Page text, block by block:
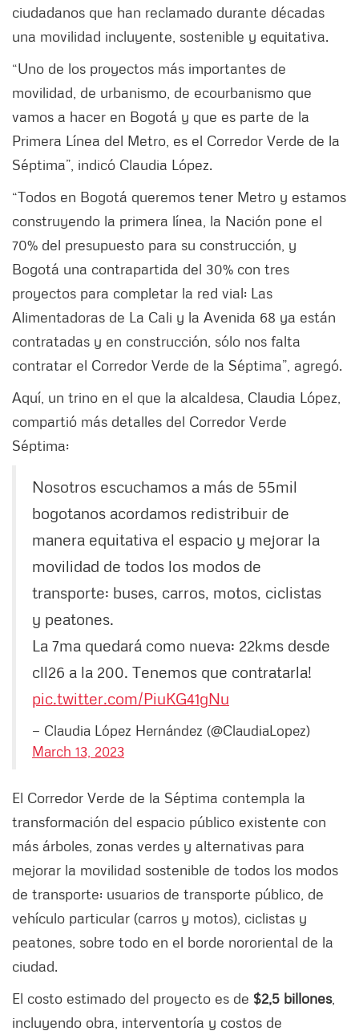
ciudadanos que han reclamado durante décadas
una movilidad incluyente, sostenible y equitativa.
“Uno de los proyectos más importantes de
movilidad, de urbanismo, de ecourbanismo que
vamos a hacer en Bogotá y que es parte de la
Primera Línea del Metro, es el Corredor Verde de la
Séptima”, indicó Claudia López.
“Todos en Bogotá queremos tener Metro y estamos
construyendo la primera línea, la Nación pone el
70% del presupuesto para su construcción, y
Bogotá una contrapartida del 30% con tres
proyectos para completar la red vial: Las
Alimentadoras de La Cali y la Avenida 68 ya están
contratadas y en construcción, sólo nos falta
contratar el Corredor Verde de la Séptima”, agregó.
Aquí, un trino en el que la alcaldesa, Claudia López,
compartió más detalles del Corredor Verde
Séptima:
Nosotros escuchamos a más de 55mil
bogotanos acordamos redistribuir de
manera equitativa el espacio y mejorar la
movilidad de todos los modos de
transporte: buses, carros, motos, ciclistas
y peatones.
La 7ma quedará como nueva: 22kms desde
cll26 a la 200. Tenemos que contratarla!
pic.twitter.com/PiuKG41gNu
— Claudia López Hernández (@ClaudiaLopez)
March 13, 2023
El Corredor Verde de la Séptima contempla la
transformación del espacio público existente con
más árboles, zonas verdes y alternativas para
mejorar la movilidad sostenible de todos los modos
de transporte: usuarios de transporte público, de
vehículo particular (carros y motos), ciclistas y
peatones, sobre todo en el borde nororiental de la
ciudad.
El costo estimado del proyecto es de $2,5 billones,
incluyendo obra, interventoría y costos de